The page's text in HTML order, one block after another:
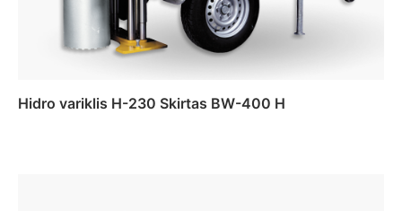
Hidro variklis H-230 Skirtas BW-400 H